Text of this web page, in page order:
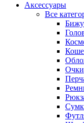
Аксессуары
Все
Очки